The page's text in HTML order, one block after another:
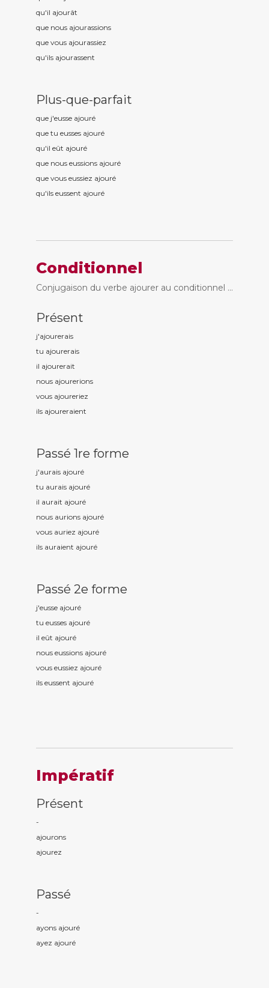
qu'il ajourât
que nous ajourassions
que vous ajourassiez
qu'ils ajourassent
Plus-que-parfait
que j'eusse ajouré
que tu eusses ajouré
qu'il eût ajouré
que nous eussions ajouré
que vous eussiez ajouré
qu'ils eussent ajouré
Conditionnel
Conjugaison du verbe ajourer au conditionnel ...
Présent
j'ajourerais
tu ajourerais
il ajourerait
nous ajourerions
vous ajoureriez
ils ajoureraient
Passé 1re forme
j'aurais ajouré
tu aurais ajouré
il aurait ajouré
nous aurions ajouré
vous auriez ajouré
ils auraient ajouré
Passé 2e forme
j'eusse ajouré
tu eusses ajouré
il eût ajouré
nous eussions ajouré
vous eussiez ajouré
ils eussent ajouré
Impératif
Présent
-
ajourons
ajourez
Passé
-
ayons ajouré
ayez ajouré